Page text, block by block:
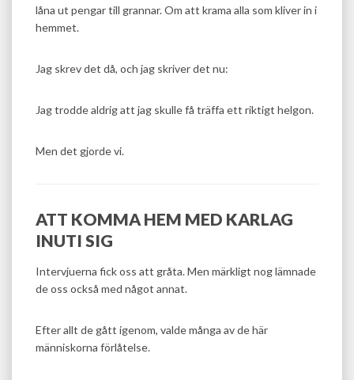
låna ut pengar till grannar. Om att krama alla som kliver in i
hemmet.
Jag skrev det då, och jag skriver det nu:
Jag trodde aldrig att jag skulle få träffa ett riktigt helgon.
Men det gjorde vi.
ATT KOMMA HEM MED KARLAG
INUTI SIG
Intervjuerna fick oss att gråta. Men märkligt nog lämnade
de oss också med något annat.
Efter allt de gått igenom, valde många av de här
människorna förlåtelse.